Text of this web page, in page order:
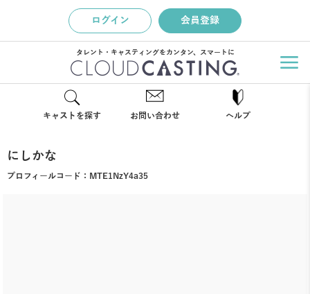
ログイン 会員登録
タレント・キャスティングをカンタン、スマートに
キャストを探す お問い合わせ ヘルプ
にしかな
プロフィールコード： MTE1NzY4a35